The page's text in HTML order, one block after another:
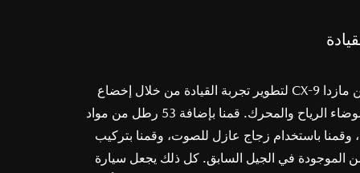
إنها طريقة أخرى من مازدا CX-9 لتطوير تجربة القيادة من خلال إخضاع
الطريق، وتقليص ضوضاء الرياح والمحرك. قمنا بإضافة 53 رطل من مواد
باستخدام زجاج عازل للصوت، وقمنا بتركيب
الموجودة في الجيل السابق. كل ذلك يجعل سيارة